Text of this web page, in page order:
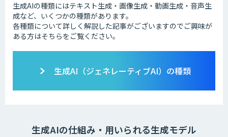
生成AIの種類にはテキスト生成・画像生成・動画生成・音声生
成など、いくつかの種類があります。
各種類について詳しく解説した記事がございますのでご興味が
ある方はそちらをご覧ください。
生成AI（ジェネレーティブAI）の種類
生成AIの仕組み・用いられる生成モデル